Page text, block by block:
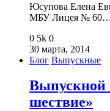
Юсупова Елена
МБУ Лицея №
0 5k 0
30 марта, 2014
Блог Выпускные
Выпускной
шествие»